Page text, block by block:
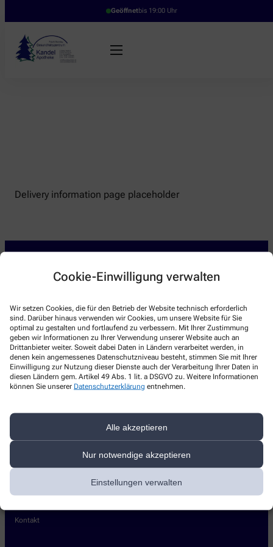
Cookie-Einwilligung verwalten
Wir setzen Cookies, die für den Betrieb der Website technisch erforderlich
sind. Darüber hinaus verwenden wir Cookies, um unsere Website für Sie
optimal zu gestalten und fortlaufend zu verbessern. Mit Ihrer Zustimmung
geben wir Informationen zu Ihrer Verwendung unserer Website auch an
Drittanbieter weiter. Soweit dabei Daten in Ländern verarbeitet werden, in
denen kein angemessenes Datenschutzniveau besteht, stimmen Sie mit Ihrer
Einwilligung zur Nutzung dieser Dienste auch der Verarbeitung Ihrer Daten in
diesen Ländern gem. Artikel 49 Abs. 1 lit. a DSGVO zu. Weitere Informationen
können Sie unserer Datenschutzerklärung entnehmen.
Alle akzeptieren
Nur notwendige akzeptieren
Einstellungen verwalten
Geöffnetbis 19:00 Uhr
Delivery information page placeholder
Kandel-Apotheke im Gesundheitszentrum
Fabrik Sonntag 5A ,79183 Waldkirch
+49-7681/4 92 52 50
+49-7681/4 92 52 60
sohst@kandelapotheke.de
Kontakt